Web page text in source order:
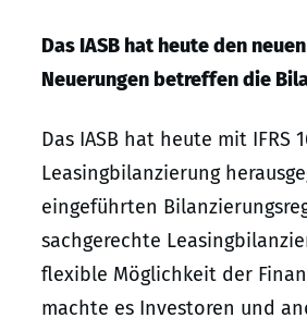
Das IASB hat heute den
Neuerungen betreffen die
Das IASB hat heute mit IFRS
Leasingbilanzierung
eingeführten
sachgerechte
flexible Möglichkeit der
machte es Investoren und